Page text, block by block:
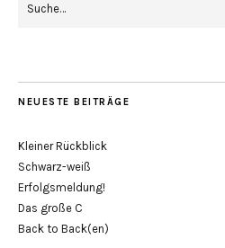
NEUESTE BEITRÄGE
Kleiner Rückblick
Schwarz-weiß
Erfolgsmeldung!
Das große C
Back to Back(en)